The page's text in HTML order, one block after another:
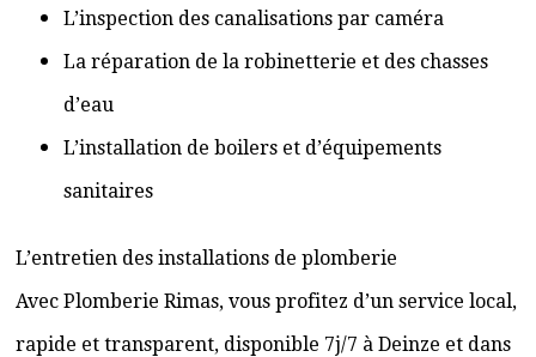
L’inspection des canalisations par caméra
La réparation de la robinetterie et des chasses
d’eau
L’installation de boilers et d’équipements
sanitaires
L’entretien des installations de plomberie
Avec Plomberie Rimas, vous profitez d’un service local,
rapide et transparent, disponible 7j/7 à Deinze et dans